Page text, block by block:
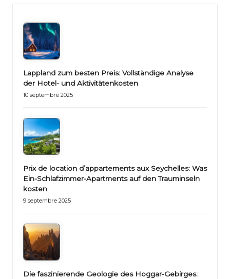
Lappland zum besten Preis: Vollständige Analyse
der Hotel- und Aktivitätenkosten
10 septembre 2025
Prix de location d’appartements aux Seychelles: Was
Ein-Schlafzimmer-Apartments auf den Trauminseln
kosten
9 septembre 2025
Die faszinierende Geologie des Hoggar-Gebirges: